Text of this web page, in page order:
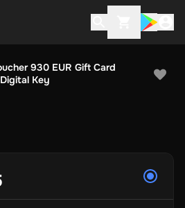
930 EUR Gift Card
Key